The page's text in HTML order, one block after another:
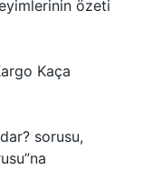
özeti
Kaça
sorusu,